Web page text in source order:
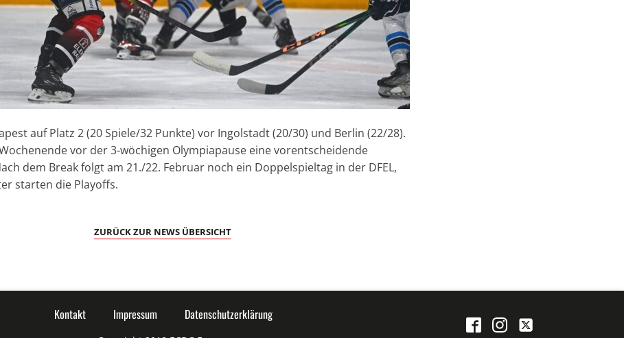
auf Platz 2 (20 Spiele/32 Punkte) vor Ingolstadt (20/30) und Berlin (22/28).
vor der 3-wöchigen Olympiapause eine vorentscheidende
dem Break folgt am 21./22. Februar noch ein Doppelspieltag in der DFEL,
starten die Playoffs.
ZURÜCK ZUR NEWS ÜBERSICHT
Kontakt Impressum Datenschutzerklärung